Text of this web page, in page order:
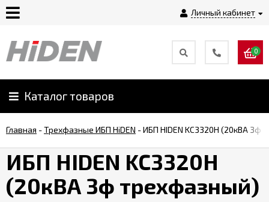
Личный кабинет
Главная
О
Оплата
0
Каталог товаров
Главная -Трехфазные ИБП HiDEN -ИБП HIDEN KC3320H (20кВА 3ф
ИБП HIDEN KC3320H
(20кВА 3ф трехфазный)